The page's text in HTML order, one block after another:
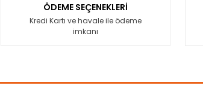
ÖDEME SEÇENEKLERİ
Kredi Kartı ve havale ile ödeme
imkanı